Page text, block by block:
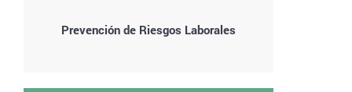
Prevención de Riesgos Laborales